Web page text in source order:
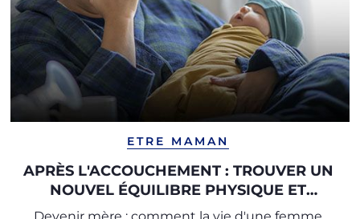
ETRE MAMAN
APRÈS L'ACCOUCHEMENT : TROUVER UN
NOUVEL ÉQUILIBRE PHYSIQUE ET
PSYCHIQUE